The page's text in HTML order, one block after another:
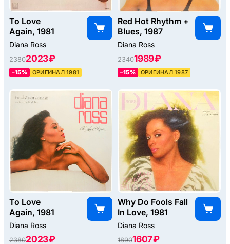
To Love
Again, 1981
Diana Ross
23802023 ₽
–15% ОРИГИНАЛ 1981
Red Hot Rhythm +
Blues, 1987
Diana Ross
23401989 ₽
–15% ОРИГИНАЛ 1987
To Love
Again, 1981
Diana Ross
23802023 ₽
Why Do Fools Fall
In Love, 1981
Diana Ross
18901607 ₽